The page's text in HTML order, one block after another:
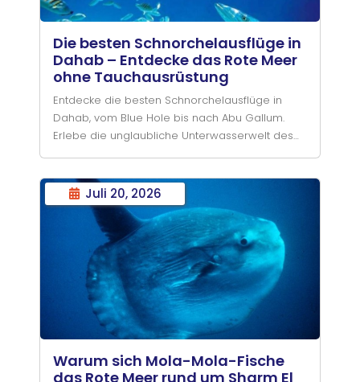
Die besten Schnorchelausflüge in
Dahab – Entdecke das Rote Meer
ohne Tauchausrüstung
Entdecke die besten Schnorchelausflüge in
Dahab, vom Blue Hole bis nach Abu Gallum.
Erlebe die unglaubliche Unterwasserwelt des
Juli 20, 2026
Warum sich Mola-Mola-Fische
das Rote Meer rund um Sharm El